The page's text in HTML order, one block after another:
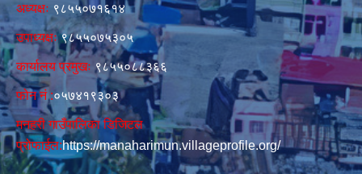
अध्यक्षः ९८५५०७१६१४
उपाध्यक्षः९८५५०७५३०५
कार्यालय प्रमुखः ९८५५०८८३६६
फोन नं‍‌ :०५७४१९३०३
मनहरी गाउँपालिका डिजिटल
प्रोफाईल:https://manaharimun.villageprofile.org/